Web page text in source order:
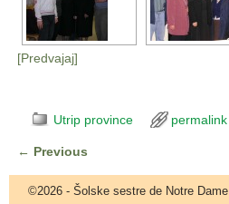
[Predvajaj]
Utrip province permalink
← Previous
©2026 - Šolske sestre de Notre Dame